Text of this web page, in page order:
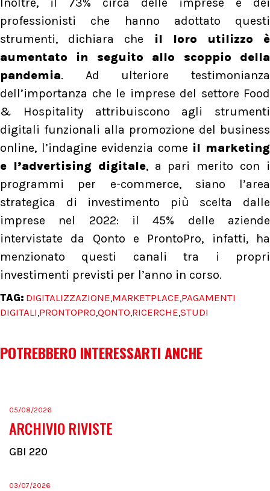
Inoltre, il 73% circa delle imprese e dei
professionisti che hanno adottato questi
strumenti, dichiara che il loro utilizzo è
aumentato in seguito allo scoppio della
pandemia. Ad ulteriore testimonianza
dell’importanza che le imprese del settore Food
& Hospitality attribuiscono agli strumenti
digitali funzionali alla promozione del business
online, l’indagine evidenzia come il marketing
e l’advertising digitale, a pari merito con i
programmi per e-commerce, siano l’area
strategica di investimento più scelta dalle
imprese nel 2022: il 45% delle aziende
intervistate da Qonto e ProntoPro, infatti, ha
menzionato questi canali tra i propri
investimenti previsti per l’anno in corso.
TAG: DIGITALIZZAZIONE,MARKETPLACE,PAGAMENTI
DIGITALI,PRONTOPRO,QONTO,RICERCHE,STUDI
POTREBBERO INTERESSARTI ANCHE
05/08/2026
ARCHIVIO RIVISTE
GBI 220
03/07/2026